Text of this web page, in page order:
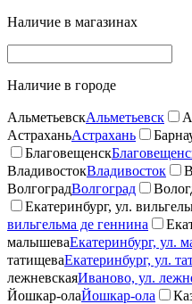
Наличие в магазинах
Наличие в городе
АльметьевскАльметьевск
АстраханьАстрахань
Благовещенск
ВладивостокВладивосток
ВолгоградВолгоград
Екатеринбург, ул.
вильгельма де геннина
малышеваЕкатеринбург, ул.
татищеваЕкатеринбург, ул.
лежневскаяИваново, ул.
Йошкар-олаЙошкар-ола